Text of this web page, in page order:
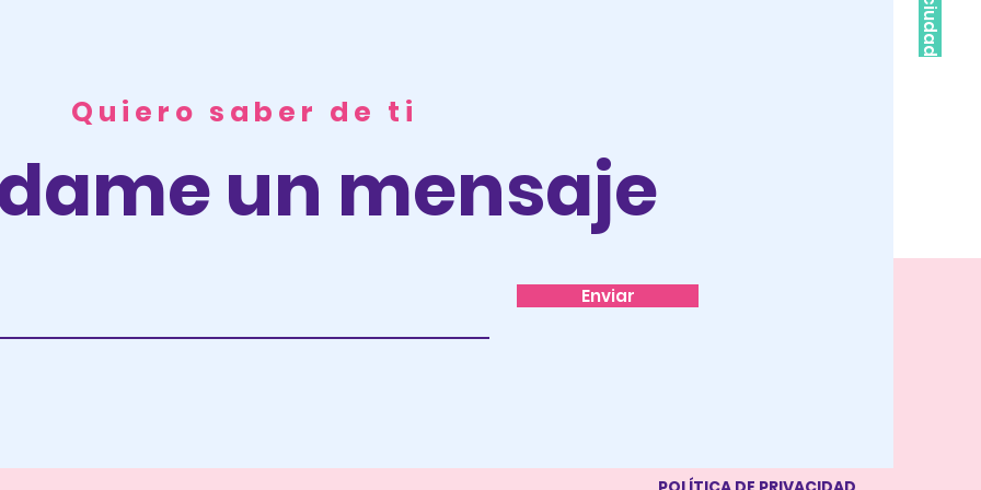
Quiero saber de ti
un mensaje
Enviar